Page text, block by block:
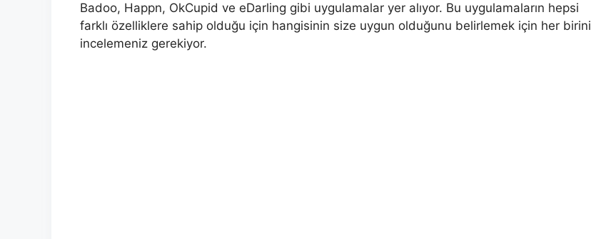
Badoo, Happn, OkCupid ve eDarling gibi uygulamalar yer alıyor. Bu uygulamaların hepsi
farklı özelliklere sahip olduğu için hangisinin size uygun olduğunu belirlemek için her birini
incelemeniz gerekiyor.